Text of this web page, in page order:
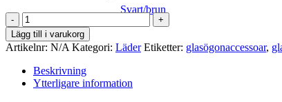
Svart/brun
Glasögonsnöre
läder
mängd
Lägg till i varukorg
Artikelnr: N/A Kategori: Läder Etiketter: glasögonaccessoar,
Beskrivning
Ytterligare information